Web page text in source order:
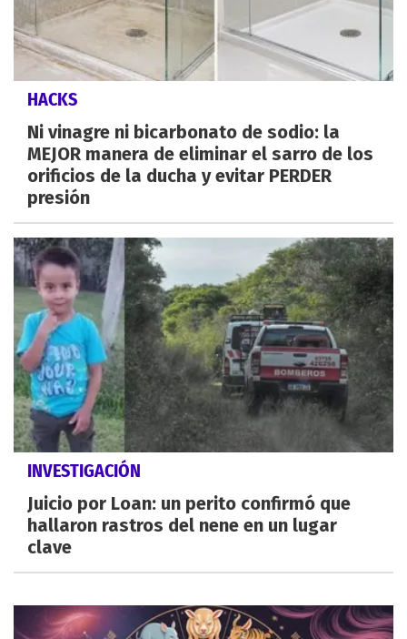
HACKS
Ni vinagre ni bicarbonato de sodio: la
MEJOR manera de eliminar el sarro de los
orificios de la ducha y evitar PERDER
presión
INVESTIGACIÓN
Juicio por Loan: un perito confirmó que
hallaron rastros del nene en un lugar
clave